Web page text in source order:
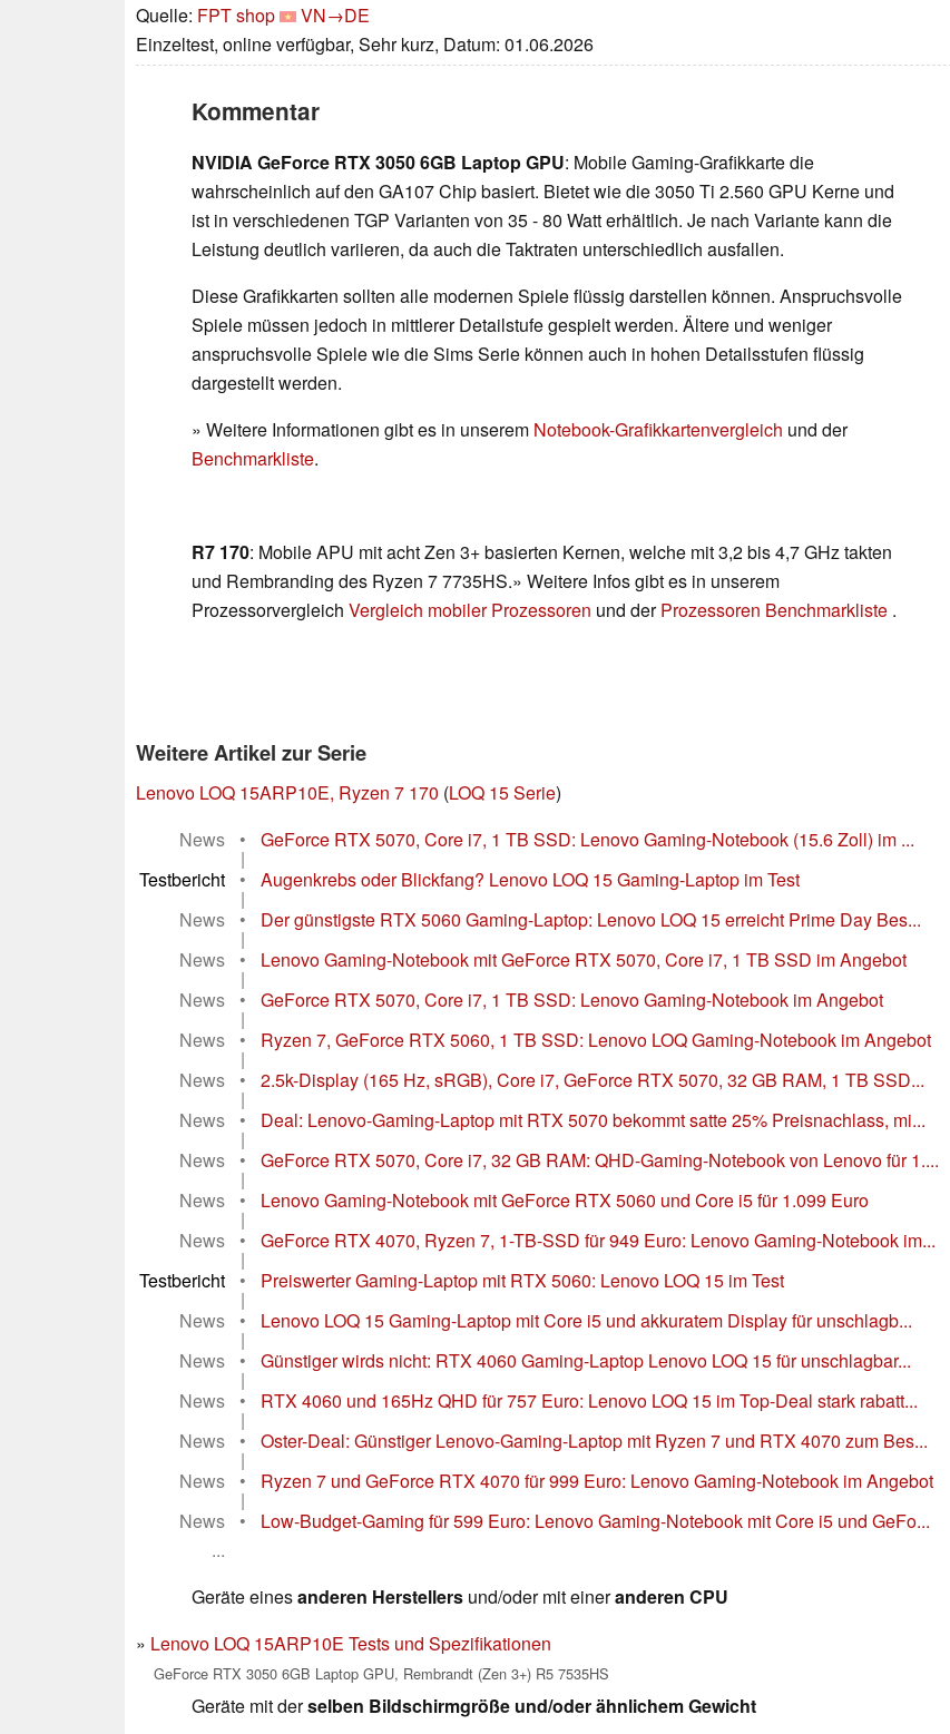
Quelle: FPT shop
VN→DE
Einzeltest, online verfügbar, Sehr kurz, Datum: 01.06.2026
Kommentar
NVIDIA GeForce RTX 3050 6GB Laptop GPU: Mobile Gaming-Grafikkarte die
wahrscheinlich auf den GA107 Chip basiert. Bietet wie die 3050 Ti 2.560 GPU Kerne und
ist in verschiedenen TGP Varianten von 35 - 80 Watt erhältlich. Je nach Variante kann die
Leistung deutlich variieren, da auch die Taktraten unterschiedlich ausfallen.
Diese Grafikkarten sollten alle modernen Spiele flüssig darstellen können. Anspruchsvolle
Spiele müssen jedoch in mittlerer Detailstufe gespielt werden. Ältere und weniger
anspruchsvolle Spiele wie die Sims Serie können auch in hohen Detailsstufen flüssig
dargestellt werden.
» Weitere Informationen gibt es in unserem Notebook-Grafikkartenvergleich und der
Benchmarkliste.
R7 170: Mobile APU mit acht Zen 3+ basierten Kernen, welche mit 3,2 bis 4,7 GHz takten
und Rembranding des Ryzen 7 7735HS.» Weitere Infos gibt es in unserem
Prozessorvergleich Vergleich mobiler Prozessoren und derProzessoren Benchmarkliste .
Weitere Artikel zur Serie
Lenovo LOQ 15ARP10E, Ryzen 7 170 (LOQ 15 Serie)
News
• GeForce RTX 5070, Core i7, 1 TB SSD: Lenovo Gaming-Notebook (15.6 Zoll) im ...
|
Testbericht
• Augenkrebs oder Blickfang? Lenovo LOQ 15 Gaming-Laptop im Test
|
News
• Der günstigste RTX 5060 Gaming-Laptop: Lenovo LOQ 15 erreicht Prime Day Bes...
|
News
• Lenovo Gaming-Notebook mit GeForce RTX 5070, Core i7, 1 TB SSD im Angebot
|
News
• GeForce RTX 5070, Core i7, 1 TB SSD: Lenovo Gaming-Notebook im Angebot
|
News
• Ryzen 7, GeForce RTX 5060, 1 TB SSD: Lenovo LOQ Gaming-Notebook im Angebot
|
News
• 2.5k-Display (165 Hz, sRGB), Core i7, GeForce RTX 5070, 32 GB RAM, 1 TB SSD...
|
News
• Deal: Lenovo-Gaming-Laptop mit RTX 5070 bekommt satte 25% Preisnachlass, mi...
|
News
• GeForce RTX 5070, Core i7, 32 GB RAM: QHD-Gaming-Notebook von Lenovo für 1....
|
News
• Lenovo Gaming-Notebook mit GeForce RTX 5060 und Core i5 für 1.099 Euro
|
News
• GeForce RTX 4070, Ryzen 7, 1-TB-SSD für 949 Euro: Lenovo Gaming-Notebook im...
|
Testbericht
• Preiswerter Gaming-Laptop mit RTX 5060: Lenovo LOQ 15 im Test
|
News
• Lenovo LOQ 15 Gaming-Laptop mit Core i5 und akkuratem Display für unschlagb...
|
News
• Günstiger wirds nicht: RTX 4060 Gaming-Laptop Lenovo LOQ 15 für unschlagbar...
|
News
• RTX 4060 und 165Hz QHD für 757 Euro: Lenovo LOQ 15 im Top-Deal stark rabatt...
|
News
• Oster-Deal: Günstiger Lenovo-Gaming-Laptop mit Ryzen 7 und RTX 4070 zum Bes...
|
News
• Ryzen 7 und GeForce RTX 4070 für 999 Euro: Lenovo Gaming-Notebook im Angebot
|
News
•
Low-Budget-Gaming für 599 Euro: Lenovo Gaming-Notebook mit Core i5 und GeFo...
...
Geräte einesanderen Herstellers und/oder mit eineranderen CPU
Lenovo LOQ 15ARP10E Tests und Spezifikationen
GeForce RTX 3050 6GB Laptop GPU, Rembrandt (Zen 3+) R5 7535HS
Geräte mit derselben Bildschirmgröße und/oder ähnlichem Gewicht